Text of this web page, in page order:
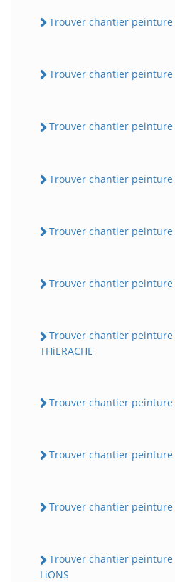
Trouver chantier peinture
Trouver chantier peinture
Trouver chantier peinture
Trouver chantier peinture
Trouver chantier peinture
Trouver chantier peinture
Trouver chantier peinture
THiERACHE
Trouver chantier peinture
Trouver chantier peinture
Trouver chantier peinture
Trouver chantier peinture
LiONS